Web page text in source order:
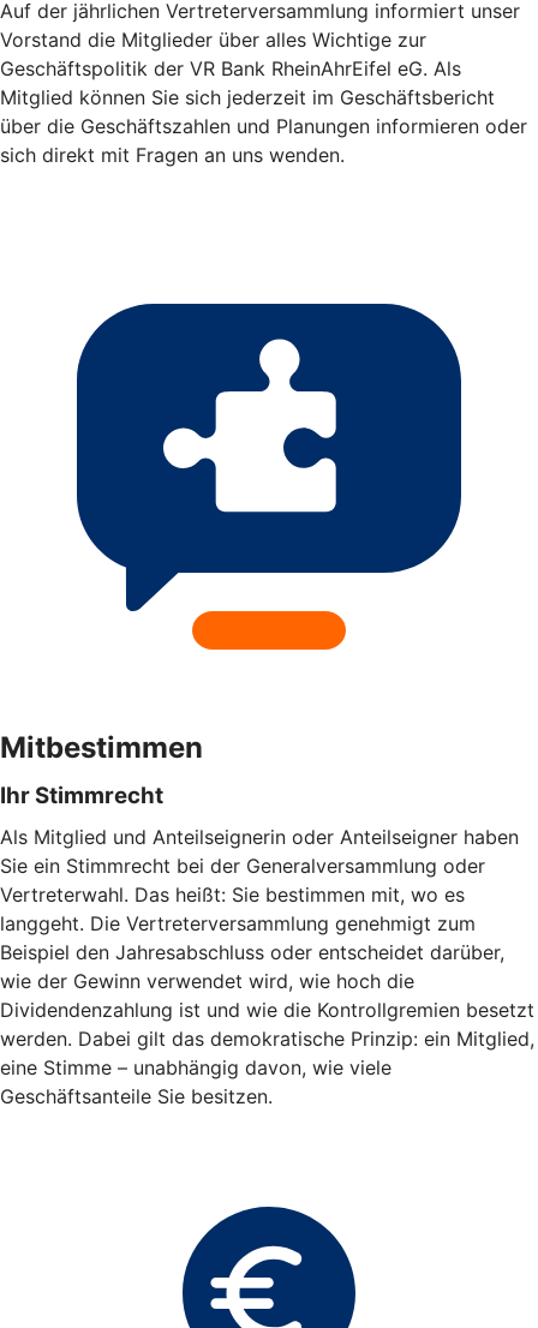
Auf der jährlichen Vertreterversammlung informiert unser
Vorstand die Mitglieder über alles Wichtige zur
Geschäftspolitik der VR Bank RheinAhrEifel eG. Als
Mitglied können Sie sich jederzeit im Geschäftsbericht
über die Geschäftszahlen und Planungen informieren oder
sich direkt mit Fragen an uns wenden.
Mitbestimmen
Ihr Stimmrecht
Als Mitglied und Anteilseignerin oder Anteilseigner haben
Sie ein Stimmrecht bei der Generalversammlung oder
Vertreterwahl. Das heißt: Sie bestimmen mit, wo es
langgeht. Die Vertreterversammlung genehmigt zum
Beispiel den Jahresabschluss oder entscheidet darüber,
wie der Gewinn verwendet wird, wie hoch die
Dividendenzahlung ist und wie die Kontrollgremien besetzt
werden. Dabei gilt das demokratische Prinzip: ein Mitglied,
eine Stimme – unabhängig davon, wie viele
Geschäftsanteile Sie besitzen.